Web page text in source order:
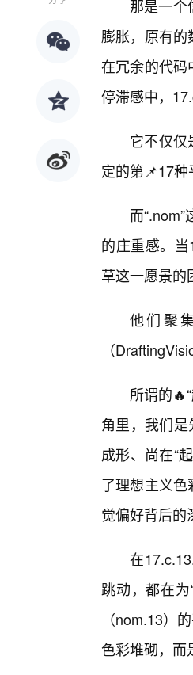
那是一个
膨胀，原有
在冗余的代
停滞感中，
它不仅仅
定的第📌17
而
的庄重感。
草这一愿景
他们聚
（
所谓的
角里，我们
成形、尚在“
了理想主义
觉偏好背后的
在
跳动，都在
（nom.13）
色彩堆砌，而